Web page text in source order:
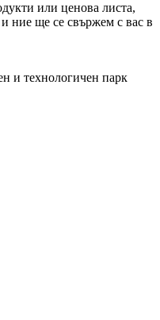
или ценова листа,
ние ще се свържем с вас в
и технологичен парк